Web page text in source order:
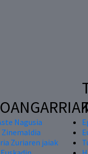
Nagusia
Zuriaren jaiak